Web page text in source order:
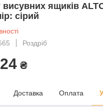
висувних ящиків
сірий
Роздріб
₴
Доставка Оплата